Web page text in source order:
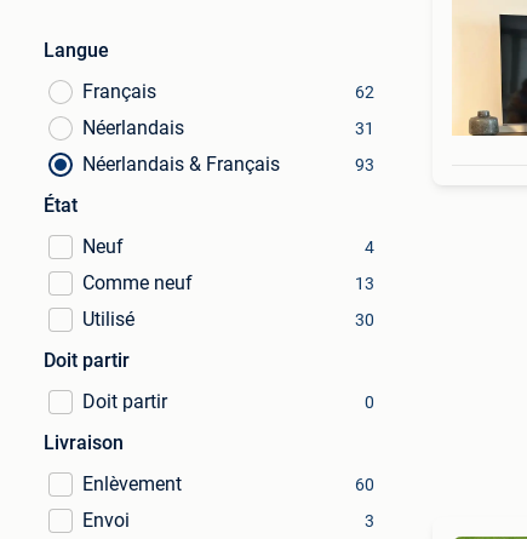
Langue
Français
62
Néerlandais 31
Néerlandais & Français 93
État
Neuf
4
Comme neuf 13
Utilisé 30
Doit partir
Doit partir
0
Livraison
Enlèvement
60
Envoi 3